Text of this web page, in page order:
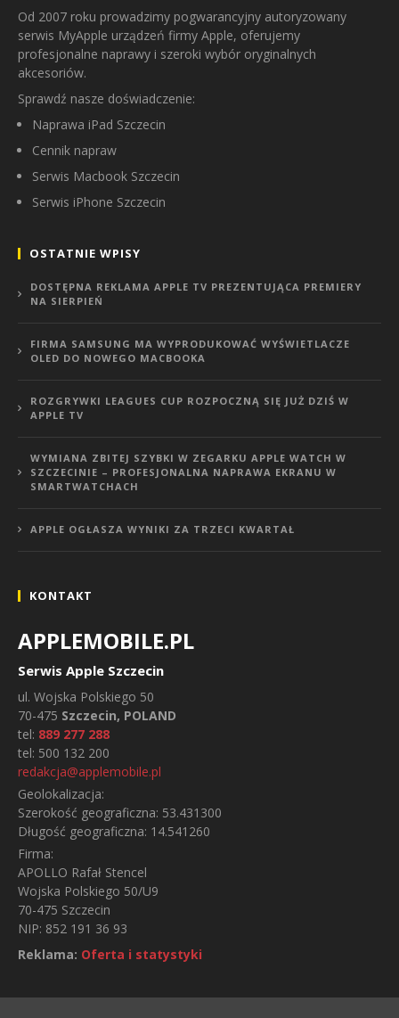
Od 2007 roku prowadzimy pogwarancyjny autoryzowany
serwis MyApple urządzeń firmy Apple, oferujemy
profesjonalne naprawy i szeroki wybór oryginalnych
akcesoriów.
Sprawdź nasze doświadczenie:
Naprawa iPad Szczecin
Cennik napraw
Serwis Macbook Szczecin
Serwis iPhone Szczecin
OSTATNIE WPISY
DOSTĘPNA REKLAMA APPLE TV PREZENTUJĄCA PREMIERY
NA SIERPIEŃ
FIRMA SAMSUNG MA WYPRODUKOWAĆ WYŚWIETLACZE
OLED DO NOWEGO MACBOOKA
ROZGRYWKI LEAGUES CUP ROZPOCZNĄ SIĘ JUŻ DZIŚ W
APPLE TV
WYMIANA ZBITEJ SZYBKI W ZEGARKU APPLE WATCH W
SZCZECINIE – PROFESJONALNA NAPRAWA EKRANU W
SMARTWATCHACH
APPLE OGŁASZA WYNIKI ZA TRZECI KWARTAŁ
KONTAKT
APPLEMOBILE.PL
Serwis Apple Szczecin
ul. Wojska Polskiego 50
70-475 Szczecin, POLAND
tel: 889 277 288
tel: 500 132 200
redakcja@applemobile.pl
Geolokalizacja:
Szerokość geograficzna: 53.431300
Długość geograficzna: 14.541260
Firma:
APOLLO Rafał Stencel
Wojska Polskiego 50/U9
70-475 Szczecin
NIP: 852 191 36 93
Reklama: Oferta i statystyki